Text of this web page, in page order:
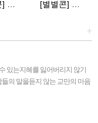
+
있는지혜를 잃어버리지 않기
의 말을듣지 않는 교만의 마음